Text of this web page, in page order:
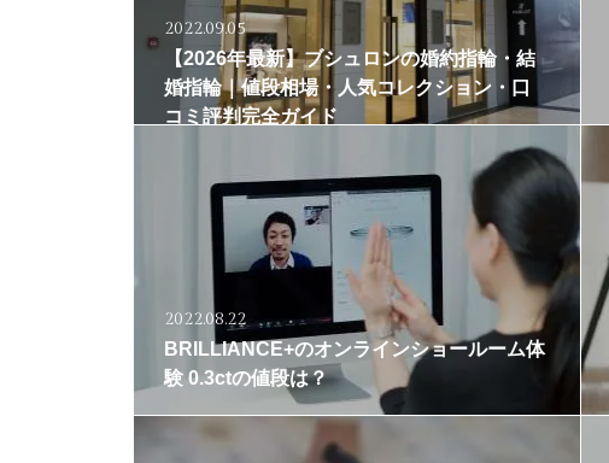
2022.09.05
【2026年最新】ブシュロンの婚約指輪・結
婚指輪｜値段相場・人気コレクション・口
コミ評判完全ガイド
2022.08.22
BRILLIANCE+のオンラインショールーム体
験 0.3ctの値段は？